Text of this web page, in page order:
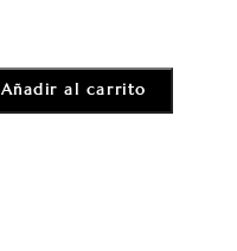
Añadir al carrito